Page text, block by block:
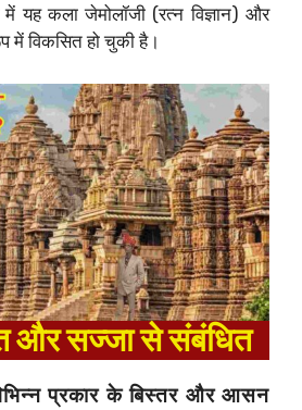
कला जेमोलॉजी (रत्न विज्ञान) और
विकसित हो चुकी है।
और सज्जा से संबंधित
प्रकार के बिस्तर और आसन